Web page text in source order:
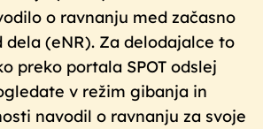
o ravnanju med začasno
dela (eNR). Za delodajalce to
preko portala SPOT odslej
v režim gibanja in
navodil o ravnanju za svoje